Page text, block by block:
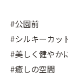
#公園前
#シルキーカッ
#美しく健やか
#癒しの空間